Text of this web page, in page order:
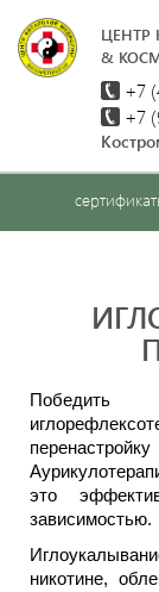
&
+7
+7
это
зависимостью.
никотине,